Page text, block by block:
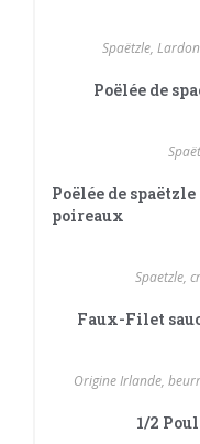
Spaëtzle,
Poëlée de
Poëlée de
poireaux
Spaetzle,
Faux-Filet
Origine Irlande,
1/2